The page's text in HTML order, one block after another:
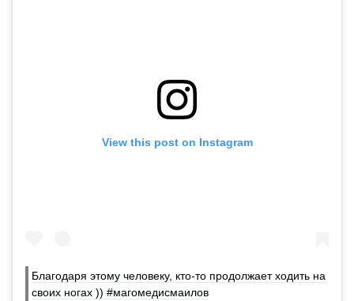
View this post on Instagram
Благодаря этому человеку, кто-то продолжает ходить на
своих ногах )) #магомедисмаилов